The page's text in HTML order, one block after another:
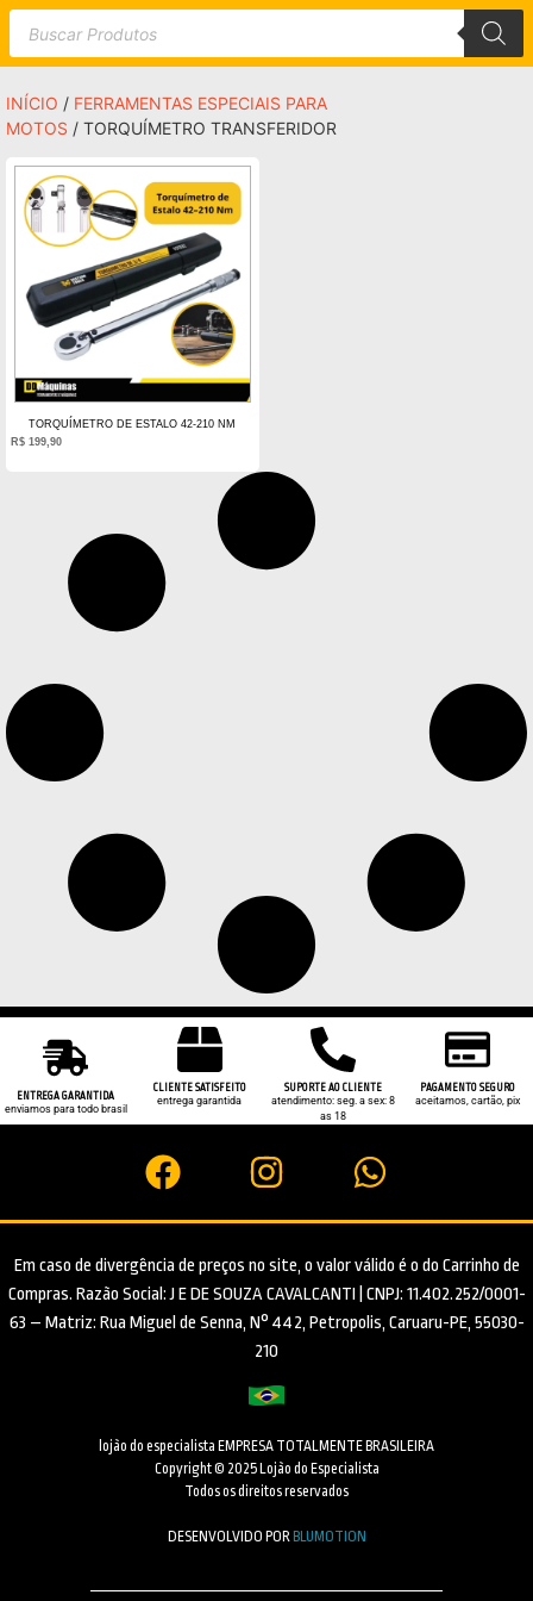
INÍCIO / FERRAMENTAS ESPECIAIS PARA
MOTOS / TORQUÍMETRO TRANSFERIDOR
TORQUÍMETRO DE ESTALO 42-210 NM
R$ 199,90
ENTREGA GARANTIDA
enviamos para todo brasil
CLIENTE SATISFEITO
entrega garantida
SUPORTE AO CLIENTE
atendimento: seg. a sex: 8
as 18
PAGAMENTO SEGURO
aceitamos, cartão, pix
Em caso de divergência de preços no site, o valor válido é o do Carrinho de
Compras. Razão Social: J E DE SOUZA CAVALCANTI | CNPJ: 11.402.252/0001-
63 – Matriz: Rua Miguel de Senna, N° 442, Petropolis, Caruaru-PE, 55030-
210
lojão do especialista EMPRESA TOTALMENTE BRASILEIRA
Copyright © 2025 Lojão do Especialista
Todos os direitos reservados
DESENVOLVIDO POR BLUMOTION